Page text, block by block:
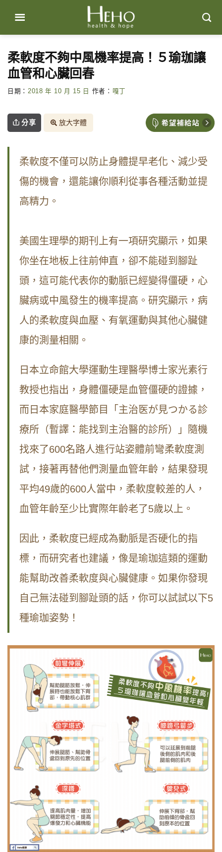
content
柔軟度不夠中風機率提高！５瑜珈讓
血管和心臟回春
日期： 2018 年 10 月 15 日 作者： 嘎丁
分享 放大字體
柔軟度不僅可以防止身體提早老化、減少受
傷的機會，還能讓你順利從事各種活動並提
高精力。
美國生理學的期刊上有一項研究顯示，如果
你坐在地板上往前伸直，卻不能碰到腳趾
頭，這可能代表你的動脈已經變得僵硬，心
臟病或中風發生的機率提高。研究顯示，病
人的柔軟度與血壓、有氧運動與其他心臟健
康的測量相關。
日本立命館大學運動生理醫學博士家光素行
教授也指出，身體僵硬是血管僵硬的證據，
而日本家庭醫學節目「主治医が見つかる診
療所（暫譯：能找到主治醫的診所）」隨機
找來了600名路人進行站姿體前彎柔軟度測
試，接著再替他們測量血管年齡，結果發現
平均49歲的600人當中，柔軟度較差的人，
血管年齡至少比實際年齡老了5歲以上。
因此，柔軟度已經成為動脈是否硬化的指
標，而研究者也建議，像是瑜珈這類的運動
能幫助改善柔軟度與心臟健康。如果你發現
自己無法碰到腳趾頭的話，你可以試試以下5
種瑜珈姿勢！